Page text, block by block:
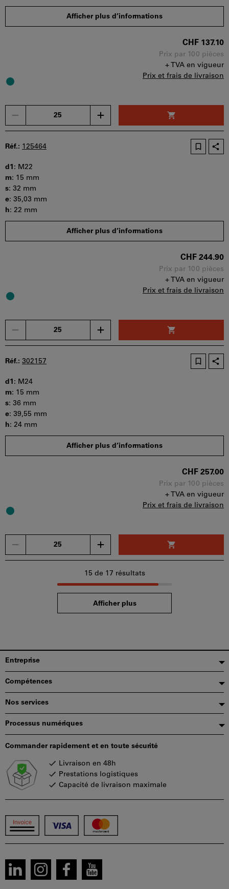
Quantité minimale de commande : 25 pièces
Etapes de la commande : 25 pièces
Afficher plus d’informations
CHF 137.10
Prix par 100 pièces
+ TVA en vigueur
Prix et frais de livraison
bon
d'achat
être
utilisé
par
panier.
Réf.: 125464
d1 : M22
m: 15 mm
s: 32 mm
e: 35,03 mm
h: 22 mm
Quantité minimale de commande : 25 pièces
Etapes de la commande : 25 pièces
Afficher plus d’informations
CHF 244.90
Prix par 100 pièces
+ TVA en vigueur
Prix et frais de livraison
bon
d'achat
être
utilisé
par
panier.
Réf.: 302157
d1 : M24
m: 15 mm
s: 36 mm
e: 39,55 mm
h: 24 mm
Quantité minimale de commande : 25 pièces
Etapes de la commande : 25 pièces
Afficher plus d’informations
CHF 257.00
Prix par 100 pièces
+ TVA en vigueur
Prix et frais de livraison
bon
15 de 17 résultats
Afficher plus
Pied
de
page
Entreprise
Compétences
Nos services
Processus numériques
Commander rapidement et en toute sécurité
Livraison en 48h
Prestations logistiques
Capacité de livraison maximale